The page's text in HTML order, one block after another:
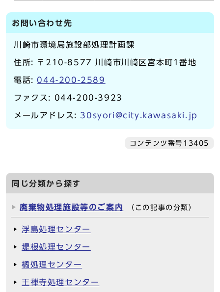
お問い合わせ先
川崎市環境局施設部処理計画課
住所: 〒210-8577 川崎市川崎区宮本町1番地
電話: 044-200-2589
ファクス: 044-200-3923
メールアドレス: 30syori@city.kawasaki.jp
コンテンツ番号13405
同じ分類から探す
廃棄物処理施設等のご案内 （この記事の分類）
浮島処理センター
堤根処理センター
橘処理センター
王禅寺処理センター